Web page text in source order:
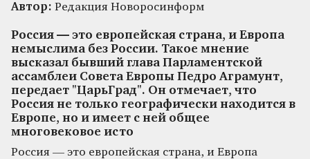
Автор: Редакция Новоросинформ
Россия — это европейская страна, и Европа
немыслима без России. Такое мнение
высказал бывший глава Парламентской
ассамблеи Совета Европы Педро Аграмунт,
передает "ЦарьГрад". Он отмечает, что
Россия не только географически находится в
Европе, но и имеет с ней общее
многовековое исто
Россия — это европейская страна, и Европа